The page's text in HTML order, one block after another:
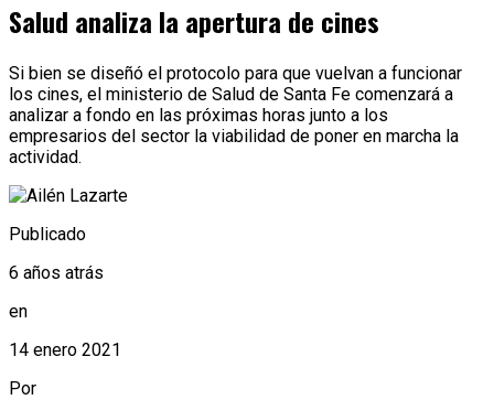
Salud analiza la apertura de cines
Si bien se diseñó el protocolo para que vuelvan a funcionar
los cines, el ministerio de Salud de Santa Fe comenzará a
analizar a fondo en las próximas horas junto a los
empresarios del sector la viabilidad de poner en marcha la
actividad.
Publicado
6 años atrás
en
14 enero 2021
Por